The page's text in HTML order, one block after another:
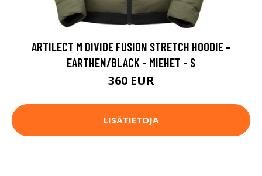
ARTILECT M DIVIDE FUSION STRETCH HOODIE -
EARTHEN/BLACK - MIEHET - S
360 EUR
LISÄTIETOJA